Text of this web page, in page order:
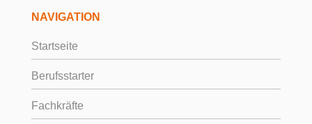
NAVIGATION
Startseite
Berufsstarter
Fachkräfte